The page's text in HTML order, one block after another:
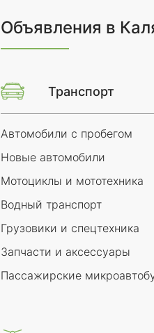
Объявления в
Транспорт
Автомобили с пробегом
Новые автомобили
Мотоциклы и мототехника
Водный транспорт
Грузовики и спецтехника
Запчасти и аксессуары
Пассажирские